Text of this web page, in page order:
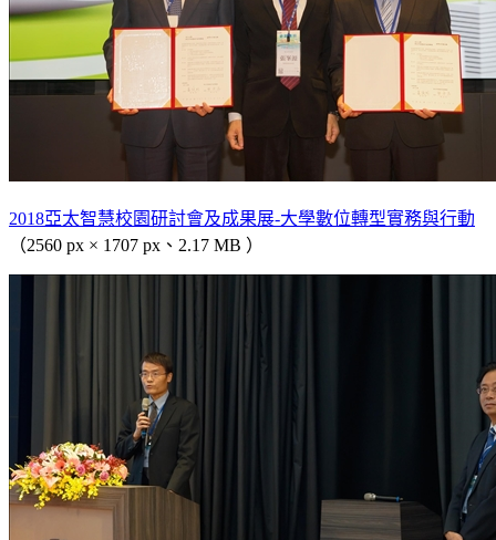
2018亞太智慧校園研討會及成果展-大學數位轉型實務與行動
（2560 px × 1707 px、2.17 MB ）